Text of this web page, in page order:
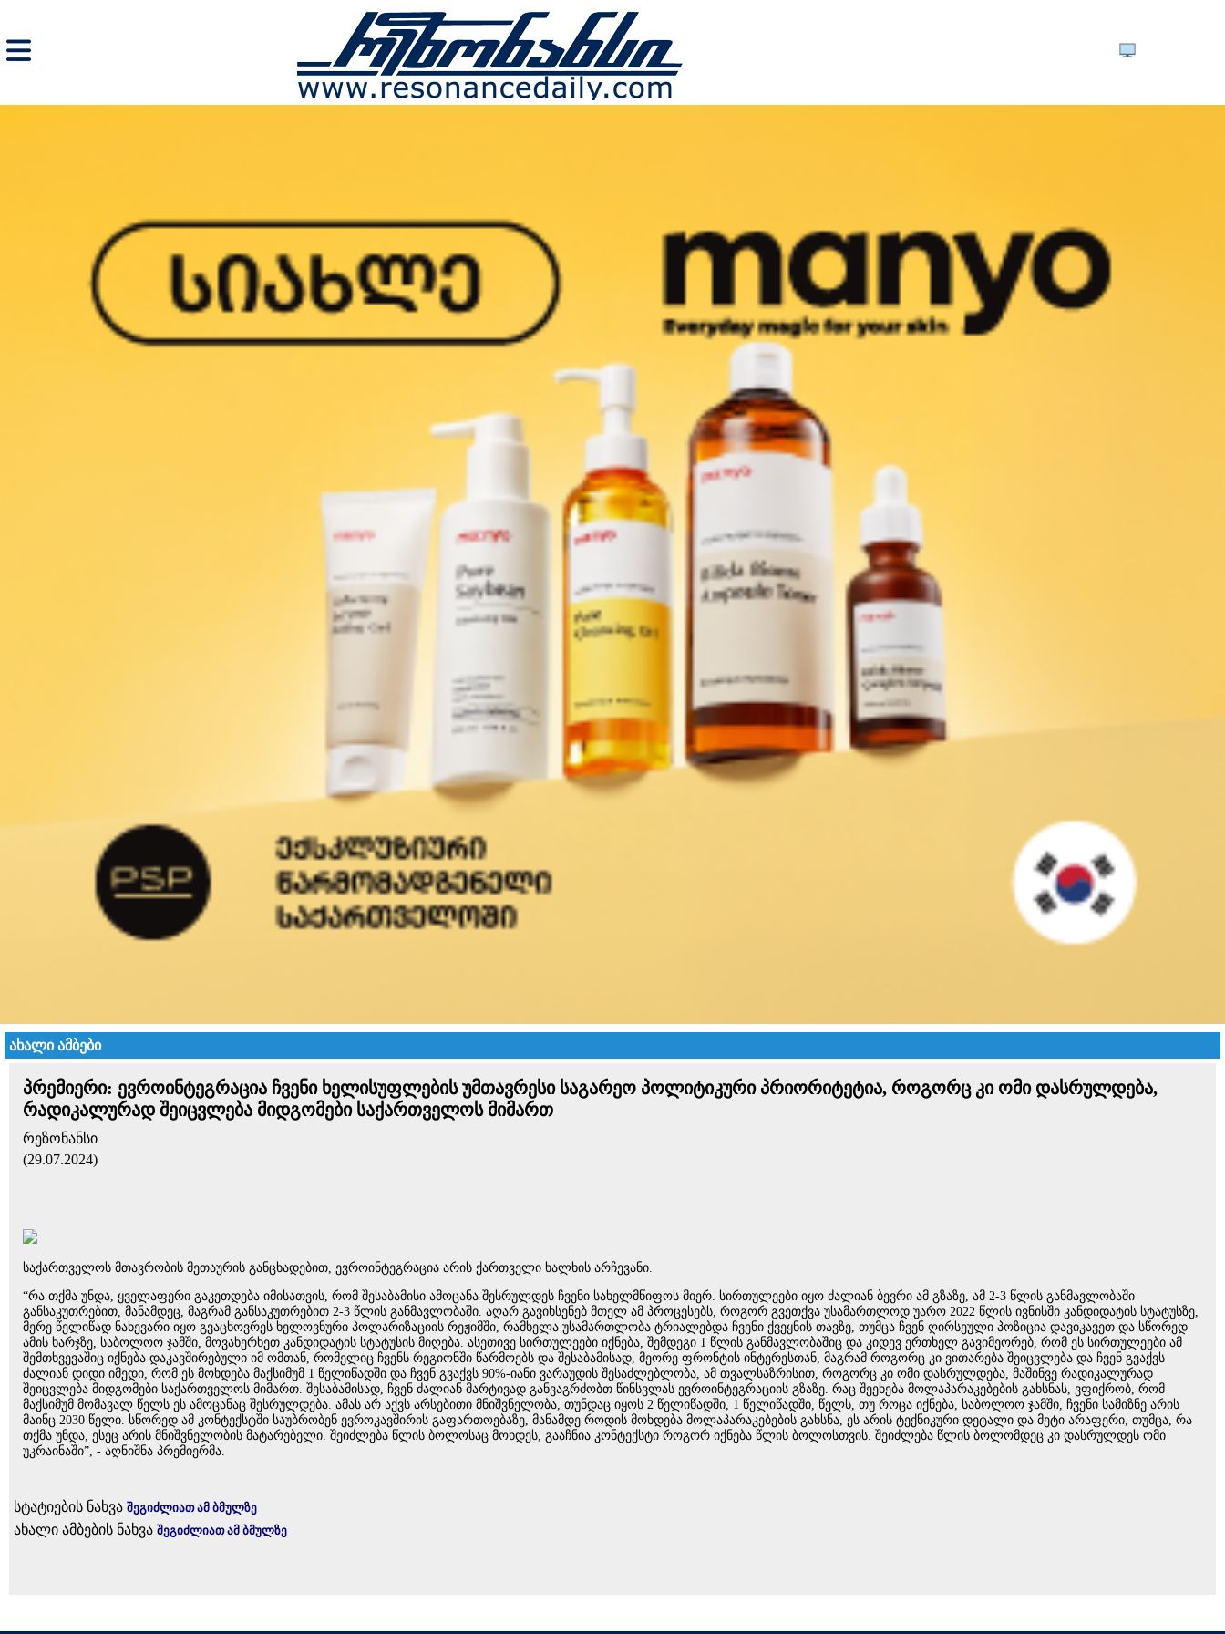
ახალი ამბები
პრემიერი: ევროინტეგრაცია ჩვენი ხელისუფლების უმთავრესი საგარეო პოლიტიკური პრიორიტეტია, როგორც კი ომი დასრულდება,
რადიკალურად შეიცვლება მიდგომები საქართველოს მიმართ
რეზონანსი
(29.07.2024)
საქართველოს მთავრობის მეთაურის განცხადებით, ევროინტეგრაცია არის ქართველი ხალხის არჩევანი.
“რა თქმა უნდა, ყველაფერი გაკეთდება იმისათვის, რომ შესაბამისი ამოცანა შესრულდეს ჩვენი სახელმწიფოს მიერ. სირთულეები იყო ძალიან ბევრი ამ გზაზე, ამ 2-3 წლის განმავლობაში
განსაკუთრებით, მანამდეც, მაგრამ განსაკუთრებით 2-3 წლის განმავლობაში. აღარ გავიხსენებ მთელ ამ პროცესებს, როგორ გვეთქვა უსამართლოდ უარო 2022 წლის ივნისში კანდიდატის სტატუსზე,
მერე წელიწად ნახევარი იყო გვაცხოვრეს ხელოვნური პოლარიზაციის რეჟიმში, რამხელა უსამართლობა ტრიალებდა ჩვენი ქვეყნის თავზე, თუმცა ჩვენ ღირსეული პოზიცია დავიკავეთ და სწორედ
ამის ხარჯზე, საბოლოო ჯამში, მოვახერხეთ კანდიდატის სტატუსის მიღება. ასეთივე სირთულეები იქნება, შემდეგი 1 წლის განმავლობაშიც და კიდევ ერთხელ გავიმეორებ, რომ ეს სირთულეები ამ
შემთხვევაშიც იქნება დაკავშირებული იმ ომთან, რომელიც ჩვენს რეგიონში წარმოებს და შესაბამისად, მეორე ფრონტის ინტერესთან, მაგრამ როგორც კი ვითარება შეიცვლება და ჩვენ გვაქვს
ძალიან დიდი იმედი, რომ ეს მოხდება მაქსიმუმ 1 წელიწადში და ჩვენ გვაქვს 90%-იანი ვარაუდის შესაძლებლობა, ამ თვალსაზრისით, როგორც კი ომი დასრულდება, მაშინვე რადიკალურად
შეიცვლება მიდგომები საქართველოს მიმართ. შესაბამისად, ჩვენ ძალიან მარტივად განვაგრძობთ წინსვლას ევროინტეგრაციის გზაზე. რაც შეეხება მოლაპარაკებების გახსნას, ვფიქრობ, რომ
მაქსიმუმ მომავალ წელს ეს ამოცანაც შესრულდება. ამას არ აქვს არსებითი მნიშვნელობა, თუნდაც იყოს 2 წელიწადში, 1 წელიწადში, წელს, თუ როცა იქნება, საბოლოო ჯამში, ჩვენი სამიზნე არის
მაინც 2030 წელი. სწორედ ამ კონტექსტში საუბრობენ ევროკავშირის გაფართოებაზე, მანამდე როდის მოხდება მოლაპარაკებების გახსნა, ეს არის ტექნიკური დეტალი და მეტი არაფერი, თუმცა, რა
თქმა უნდა, ესეც არის მნიშვნელობის მატარებელი. შეიძლება წლის ბოლოსაც მოხდეს, გააჩნია კონტექსტი როგორ იქნება წლის ბოლოსთვის. შეიძლება წლის ბოლომდეც კი დასრულდეს ომი
უკრაინაში”, - აღნიშნა პრემიერმა.
სტატიების ნახვა შეგიძლიათ ამ ბმულზე
ახალი ამბების ნახვა შეგიძლიათ ამ ბმულზე